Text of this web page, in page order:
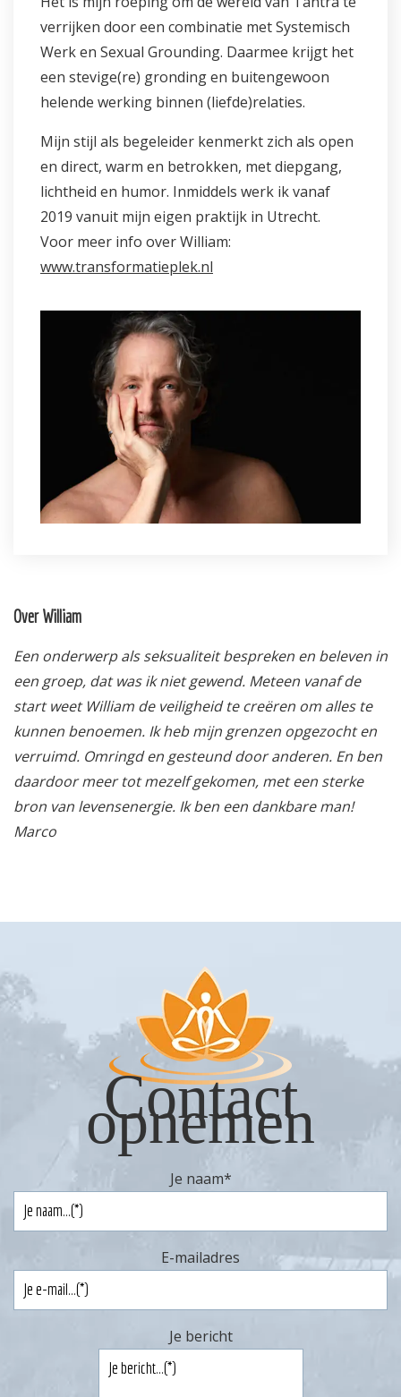
verrijken door een combinatie met Systemisch
Werk en Sexual Grounding. Daarmee krijgt het
een stevige(re) gronding en buitengewoon
helende werking binnen (liefde)relaties.
Mijn stijl als begeleider kenmerkt zich als open
en direct, warm en betrokken, met diepgang,
lichtheid en humor. Inmiddels werk ik vanaf
2019 vanuit mijn eigen praktijk in Utrecht.
Voor meer info over William:
www.transformatieplek.nl
Over William
Een onderwerp als seksualiteit bespreken en beleven in
een groep, dat was ik niet gewend. Meteen vanaf de
start weet William de veiligheid te creëren om alles te
kunnen benoemen. Ik heb mijn grenzen opgezocht en
verruimd. Omringd en gesteund door anderen. En ben
daardoor meer tot mezelf gekomen, met een sterke
bron van levensenergie. Ik ben een dankbare man!
Marco
Contact
opnemen
Je naam*
E-mailadres
Je bericht